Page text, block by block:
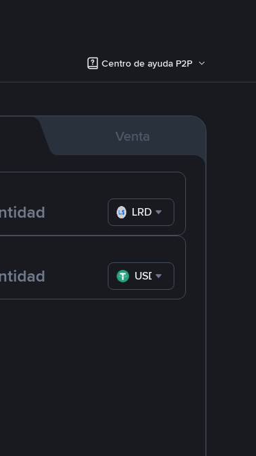
Centro de ayuda P2P
Venta
LRD
USDT